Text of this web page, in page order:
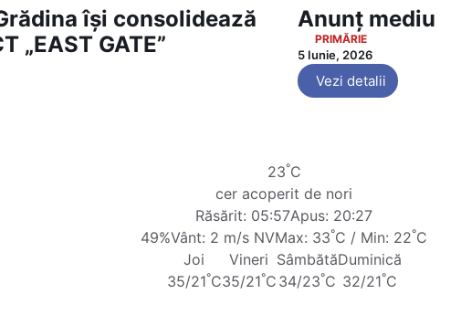
își consolidează
„EAST GATE”
Anunț mediu
PRIMĂRIE
5 Iunie, 2026
Vezi detalii
23°C
cer acoperit de nori
Răsărit: 05:57Apus: 20:27
49%Vânt: 2 m/s NVMax: 33°C / Min: 22°C
Joi
35/21°C
Vineri
35/21°C
Sâmbătă
34/23°C
Duminică
32/21°C